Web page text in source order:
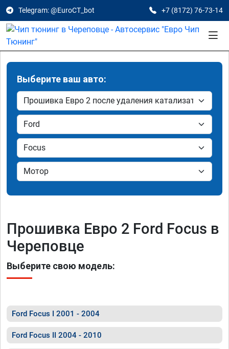
Telegram: @EuroCT_bot +7 (8172) 76-73-14
Выберите ваш авто:
Прошивка Евро 2 Ford Focus в
Череповце
Выберите свою модель:
Ford Focus I 2001 - 2004
Ford Focus II 2004 - 2010